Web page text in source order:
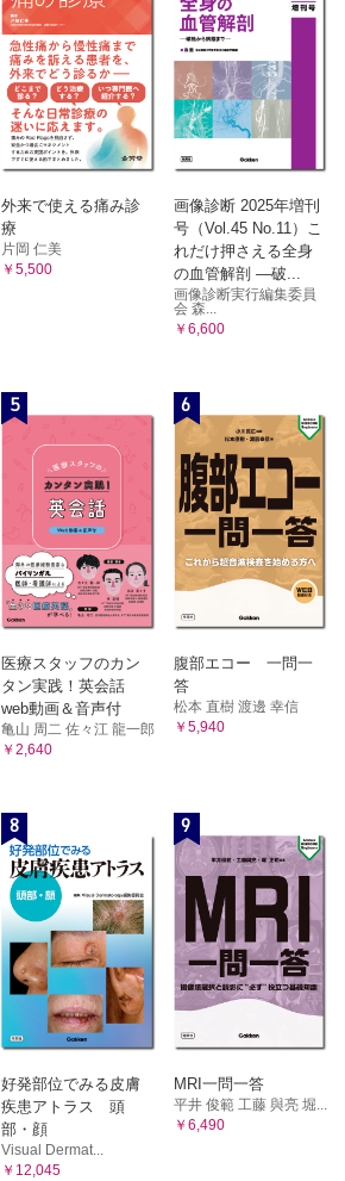
外来で使える痛み診
療
片岡 仁美
￥5,500
画像診断 2025年増刊
号（Vol.45 No.11）こ
れだけ押さえる全身
の血管解剖 ―破...
画像診断実行編集委員
会 森...
￥6,600
5
医療スタッフのカン
タン実践！英会話
web動画＆音声付
亀山 周二 佐々江 龍一郎
￥2,640
6
腹部エコー 一問一
答
松本 直樹 渡邊 幸信
￥5,940
8
好発部位でみる皮膚
疾患アトラス 頭
部・顔
Visual Dermat...
￥12,045
9
MRI一問一答
平井 俊範 工藤 與亮 堀...
￥6,490